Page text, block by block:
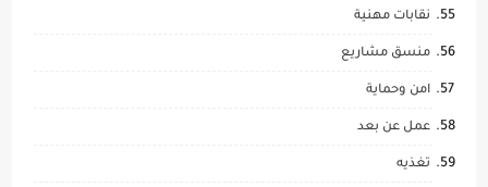
نقابات مهنية
منسق مشاريع
امن وحماية
عمل عن بعد
تغذيه